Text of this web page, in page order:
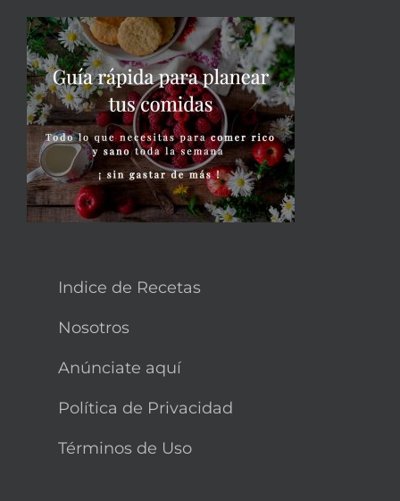
Indice de Recetas
Nosotros
Anúnciate aquí
Política de Privacidad
Términos de Uso